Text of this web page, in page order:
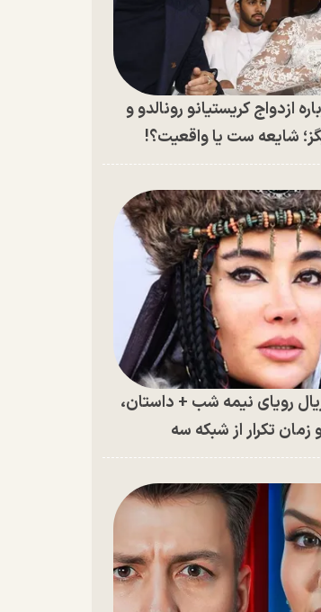
ازدواج کریستیانو رونالدو و
شایعه ست یا واقعیت؟!
رویای نیمه شب + داستان،
تکرار از شبکه سه